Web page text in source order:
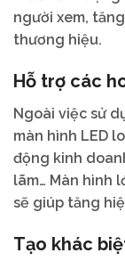
người xem,
thương hiệu.
Hỗ trợ các
Ngoài việc sử
màn hình LED
động kinh
lãm… Màn hình
sẽ giúp tăng
Tạo khác